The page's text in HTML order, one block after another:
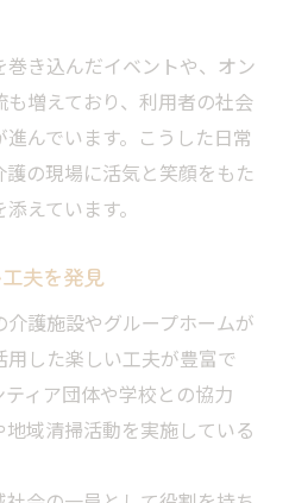
き込んだイベントや、オン
増えており、利用者の社会
んでいます。こうした日常
の現場に活気と笑顔をもた
えています。
夫を発見
護施設やグループホームが
した楽しい工夫が豊富で
ィア団体や学校との協力
域清掃活動を実施している